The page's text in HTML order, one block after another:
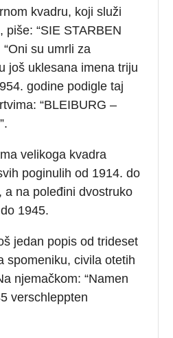
kvadru, koji služi
piše: “SIE STARBEN
su umrli za
još uklesana imena triju
godine podigle taj
“BLEIBURG –
velikoga kvadra
poginulih od 1914. do
a na poleđini dvostruko
1945.
jedan popis od trideset
spomeniku, civila otetih
njemačkom: “Namen
verschleppten